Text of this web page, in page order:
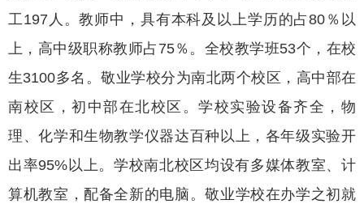
工197人。教师中，具有本科及以上学历的占80％以
上，高中级职称教师占75％。全校教学班53个，在校
生3100多名。敬业学校分为南北两个校区，高中部在
南校区，初中部在北校区。学校实验设备齐全，物
理、化学和生物教学仪器达百种以上，各年级实验开
出率95%以上。学校南北校区均设有多媒体教室、计
算机教室，配备全新的电脑。敬业学校在办学之初就